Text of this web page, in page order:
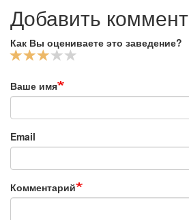
Добавить
Как Вы оцениваете это заведение?
Ваше имя
Email
Комментарий